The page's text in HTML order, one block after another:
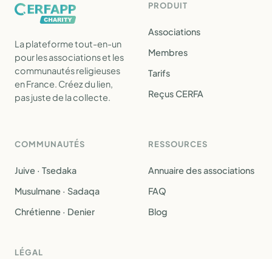
La plateforme tout-en-un
pour les associations et les
communautés religieuses
en France. Créez du lien,
pas juste de la collecte.
PRODUIT
Associations
Membres
Tarifs
Reçus CERFA
COMMUNAUTÉS
Juive · Tsedaka
Musulmane · Sadaqa
Chrétienne · Denier
RESSOURCES
Annuaire des associations
FAQ
Blog
LÉGAL